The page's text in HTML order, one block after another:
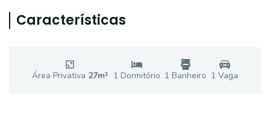
Características
Área Privativa 27m² 1 Dormitório 1 Banheiro 1 Vaga